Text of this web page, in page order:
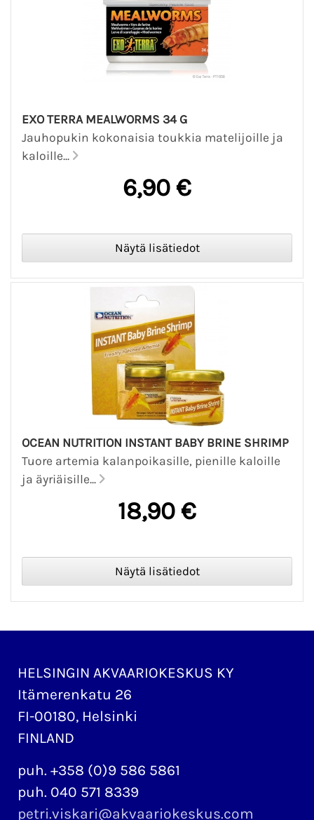
EXO TERRA MEALWORMS 34 G
Jauhopukin kokonaisia toukkia matelijoille ja
kaloille...
6,90 €
OCEAN NUTRITION INSTANT BABY BRINE SHRIMP
Tuore artemia kalanpoikasille, pienille kaloille
ja äyriäisille...
18,90 €
HELSINGIN AKVAARIOKESKUS KY
Itämerenkatu 26
FI-00180, Helsinki
FINLAND
puh. +358 (0)9 586 5861
puh. 040 571 8339
petri.viskari@akvaariokeskus.com